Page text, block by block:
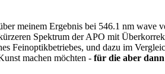
meinem Ergebnis bei 546.1 nm wave
Spektrum der APO mit
Feinoptikbetriebes, und dazu im
machen möchten - für die aber